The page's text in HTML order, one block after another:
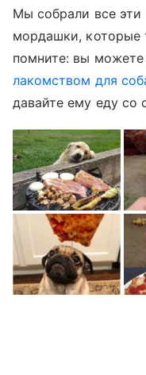
Мы собрали все эти
мордашки, которые
помните: вы
лакомством для
давайте ему еду со